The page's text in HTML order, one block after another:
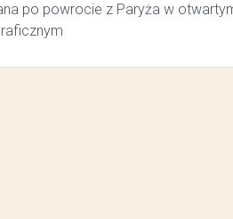
po powrocie z Paryża w